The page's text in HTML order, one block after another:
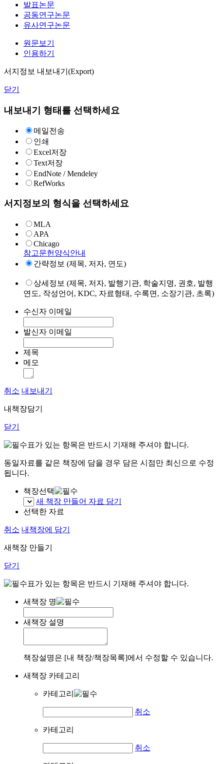
발표논문
공동연구논문
유사연구논문
원문보기
인용하기
서지정보 내보내기(Export)
닫기
내보내기 형태를 선택하세요
메일전송
인쇄
Excel저장
Text저장
EndNote / Mendeley
RefWorks
서지정보의 형식을 선택하세요
MLA
APA
Chicago
참고문헌양식안내
간략정보 (제목, 저자, 연도)
상세정보 (제목, 저자, 발행기관, 학술지명, 권호, 발행
연도, 작성언어, KDC, 자료형태, 수록면, 소장기관, 초록)
수신자 이메일
발신자 이메일
제목
메모
취소 내보내기
내책장담기
닫기
표가 있는 항목은 반드시 기재해 주셔야 합니다.
동일자료를 같은 책장에 담을 경우 담은 시점만 최신으로 수정
됩니다.
책장선택
새 책장 만들어 자료 담기
선택한 자료
취소 내책장에 담기
새책장 만들기
닫기
표가 있는 항목은 반드시 기재해 주셔야 합니다.
새책장 명
새책장 설명
책장설명은 [내 책장/책장목록]에서 수정할 수 있습니다.
새책장 카테고리
카테고리
취소
카테고리
취소